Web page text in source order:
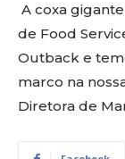
A coxa
de Food
Outback e
marco na
Diretora de